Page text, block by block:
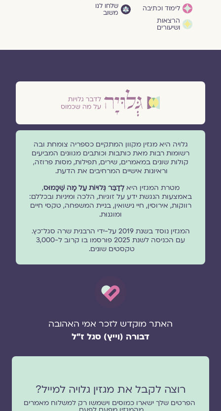
לימוד וכתיבה
הרצאות
ושיעורים
שלחו לנו
משוב
גלויה היא מגזין מקוון המתקיים כספריה צומחת ובה
רשומות רבות מאת כותבות וכותבים מגוונים המביעים
קולות שונים במאמרים, שירים, תפילות, מסות פרוזה,
וראיונות אישיים המרחיבים את הדעת.
מטרת המגזין היאלְדַבֵּר גְּלוּיוֹת עַל מָה שֶׁכָּמוּס,
באמצעות הנגשת ידע על זוגיות, הלכה ומיניות ובכללם:
רווקות, אירוסין, חיי נישואין, בניית המשפחה, טקסי חיים
ומוגנוּת.
המגזין נוסד בשנת 2019 על-ידי הרבנית שרה סגל־כץ.
עם הכניסה לשנת 2025 פורסמו בו קרוב ל-3,000
טקסטים שונים.
האתר מוקדש לזכר אמי האהובה
דבורה (וייץ) סגל ז"ל
רוצה לקבל את מגזין גלויה למייל?
הפרטים שלך ישארו כמוסים וישמשו רק למשלוח מאמרים